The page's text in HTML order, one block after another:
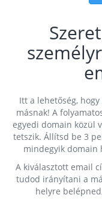
Itt a lehetőség,
másnak! A
egyedi domain közül
tetszik. Állítsd be 3
mindegyik domain
A kiválasztott email
tudod irányítani a
helyre